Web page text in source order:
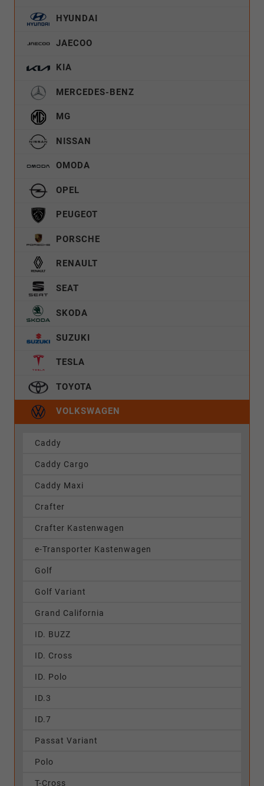
HYUNDAI
JAECOO
KIA
MERCEDES-BENZ
MG
NISSAN
OMODA
OPEL
PEUGEOT
PORSCHE
RENAULT
SEAT
SKODA
SUZUKI
TESLA
TOYOTA
VOLKSWAGEN
Caddy
Caddy Cargo
Caddy Maxi
Crafter
Crafter Kastenwagen
e-Transporter Kastenwagen
Golf
Golf Variant
Grand California
ID. BUZZ
ID. Cross
ID. Polo
ID.3
ID.7
Passat Variant
Polo
T-Cross